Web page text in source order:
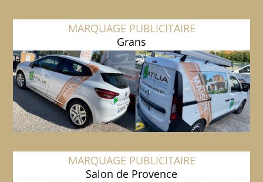
MARQUAGE PUBLICITAIRE
Grans
MARQUAGE PUBLICITAIRE
Salon de Provence